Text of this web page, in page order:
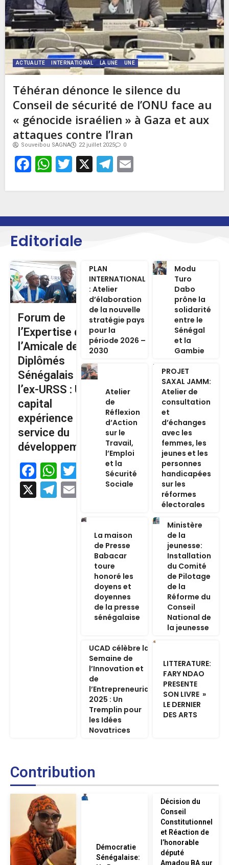
ACTUALITE INTERNATIONAL LA UNE UNE
Téhéran dénonce le silence du
Conseil de sécurité de l’ONU face au
« génocide israélien » à Gaza et aux
attaques contre l’Iran
Souveibou SAGNA 22 juillet 2025 0
Facebook
WhatsApp
Twitter
X Telegram
Editoriale
Forum de
l’Expertise de
l’Amicale des
Diplômés
Sénégalais de
l’ex-URSS : Un
capital
expérience au
service du
développement
Facebook
WhatsApp
Twitter
X
Telegram
Email
PLAN
INTERNATIONAL
: Atelier
d’élaboration
de la nouvelle
stratégie pays
pour la
période 2026 –
2030
Modu
Turo
Dabo
prône la
solidarité
entre le
Sénégal
et la
Gambie
Atelier
de
Réflexion
d’Action
sur le
Travail,
l’Emploi
et la
Sécurité
Sociale
PROJET
SAXAL JAMM:
Atelier de
consultation
et
d’échanges
avec les
femmes, les
jeunes et les
personnes
handicapées
sur les
réformes
électorales
La maison
de Presse
Babacar
toure
honoré les
doyens et
doyennes
de la presse
sénégalaise
Ministère
de la
jeunesse:
Installation
du Comité
de Pilotage
de la
Réforme du
Conseil
National de
la jeunesse
UCAD célèbre la
Semaine de
l’Innovation et
de
l’Entrepreneuriat
2025 : Un
Tremplin pour
les Idées
Novatrices
LITTERATURE:
FARY NDAO
PRESENTE
SON LIVRE »
LE DERNIER
DES ARTS
Contribution
Démocratie
Sénégalaise:
Décision du
Conseil
Constitutionnel
et Réaction de
l’honorable
député
Amadou BA sur